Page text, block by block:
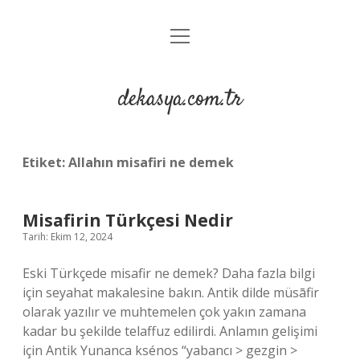
Anasayfa
Yasal Uyarı
menüyü
dekasya.com.tr
Etiket:Allahın misafiri ne demek
Misafirin Türkçesi Nedir
Tarih: Ekim 12, 2024
Eski Türkçede misafir ne demek? Daha fazla bilgi
için seyahat makalesine bakın. Antik dilde müsāfir
olarak yazılır ve muhtemelen çok yakın zamana
kadar bu şekilde telaffuz edilirdi. Anlamın gelişimi
için Antik Yunanca ksénos “yabancı > gezgin >